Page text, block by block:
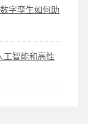
字孪生如何助
工智能和高性